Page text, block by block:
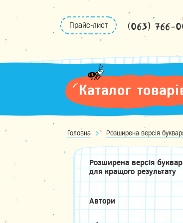
Прайс-лист (063) 766-
Каталог
Головна Розширена версія
Розширена версія
для кращого результату
Автори